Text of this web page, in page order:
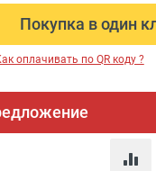
Покупка в один
оплачивать по QR коду ?